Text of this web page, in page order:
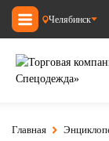
Челябинск
Главная